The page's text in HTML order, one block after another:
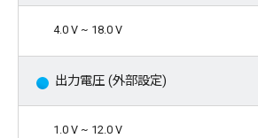
4.0 V ~ 18.0 V
出力電圧 (外部設定)
1.0 V ~ 12.0 V